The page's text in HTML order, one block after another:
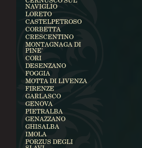
NAVIGLIO
LORETO
CASTELPETROSO
CORBETTA
CRESCENTINO
MONTAGNAGA DI
PINE'
CORI
DESENZANO
FOGGIA
MOTTA DI LIVENZA
FIRENZE
GARLASCO
GENOVA
PIETRALBA
GENAZZANO
GHISALBA
IMOLA
PORZUS DEGLI